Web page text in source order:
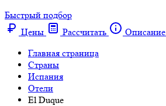
Быстрый подбор
Цены
Рассчитать Описание
Главная страница
Cтраны
Испания
Отели
El Duque